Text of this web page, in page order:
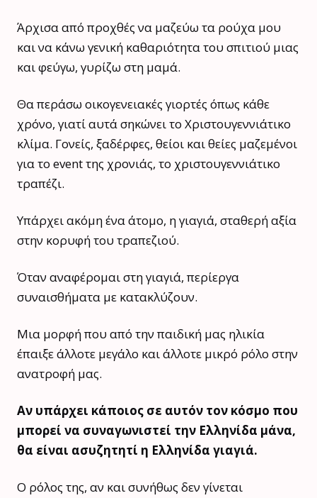
Άρχισα από προχθές να μαζεύω τα ρούχα μου
και να κάνω γενική καθαριότητα του σπιτιού μιας
και φεύγω, γυρίζω στη μαμά.
Θα περάσω οικογενειακές γιορτές όπως κάθε
χρόνο, γιατί αυτά σηκώνει το Χριστουγεννιάτικο
κλίμα. Γονείς, ξαδέρφες, θείοι και θείες μαζεμένοι
για το event της χρονιάς, το χριστουγεννιάτικο
τραπέζι.
Υπάρχει ακόμη ένα άτομο, η γιαγιά, σταθερή αξία
στην κορυφή του τραπεζιού.
Όταν αναφέρομαι στη γιαγιά, περίεργα
συναισθήματα με κατακλύζουν.
Μια μορφή που από την παιδική μας ηλικία
έπαιξε άλλοτε μεγάλο και άλλοτε μικρό ρόλο στην
ανατροφή μας.
Αν υπάρχει κάποιος σε αυτόν τον κόσμο που
μπορεί να συναγωνιστεί την Ελληνίδα μάνα,
θα είναι ασυζητητί η Ελληνίδα γιαγιά.
Ο ρόλος της, αν και συνήθως δεν γίνεται